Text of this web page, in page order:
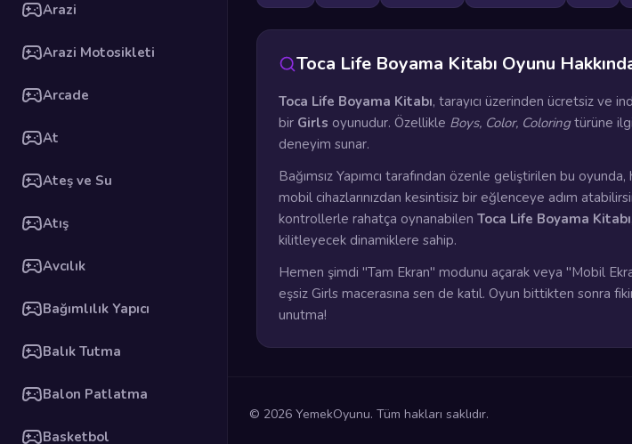
Arazi
Arazi Motosikleti
Arcade
At
Ateş ve Su
Atış
Avcılık
Bağımlılık Yapıcı
Balık Tutma
Balon Patlatma
Basketbol
Toca Life Boyama Kitabı Oyunu
Toca Life Boyama Kitabı, tarayıcı üzerinden ücretsiz ve
bir Girls oyunudur. Özellikle Boys, Color, Coloringtürüne
deneyim sunar.
Bağımsız Yapımcı tarafından özenle geliştirilen bu
mobil cihazlarınızdan kesintisiz bir eğlenceye adım
kontrollerle rahatça oynanabilen Toca Life Boyama Kitabı
kilitleyecek dinamiklere sahip.
Hemen şimdi "Tam Ekran" modunu açarak veya "Mobil
eşsiz Girls macerasına sen de katıl. Oyun bittikten sonra
unutma!
© 2026 YemekOyunu. Tüm hakları saklıdır.